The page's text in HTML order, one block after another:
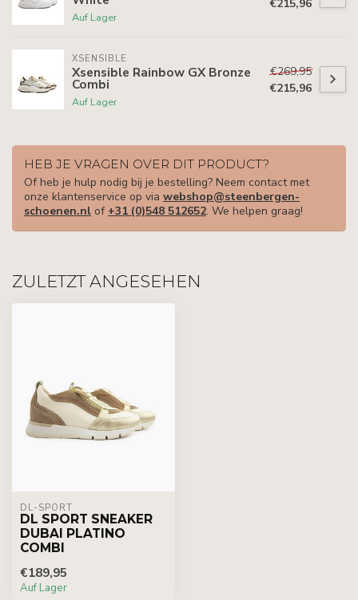
Auf Lager
€215,96
XSENSIBLE
Xsensible Rainbow GX Bronze
Combi
Auf Lager
€269,95
€215,96
HEB JE VRAGEN OVER DIT PRODUCT?
Of heb je hulp nodig bij je bestelling? Neem contact met
onze klantenservice op via webshop@steenbergen-
schoenen.nl of +31 (0)548 512652. We helpen graag!
ZULETZT ANGESEHEN
DL-SPORT
DL SPORT SNEAKER
DUBAI PLATINO
COMBI
€189,95
Auf Lager